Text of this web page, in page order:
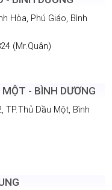
Hòa, Phú Giáo, Bình
(Mr.Quân)
- BÌNH DƯƠNG
TP.Thủ Dầu Một, Bình